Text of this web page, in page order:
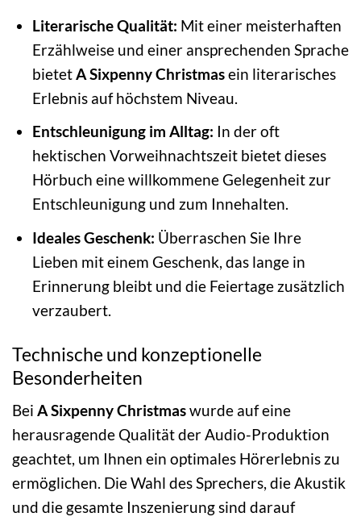
Literarische Qualität: Mit einer meisterhaften
Erzählweise und einer ansprechenden Sprache
bietetA Sixpenny Christmasein literarisches
Erlebnis auf höchstem Niveau.
Entschleunigung im Alltag: In der oft
hektischen Vorweihnachtszeit bietet dieses
Hörbuch eine willkommene Gelegenheit zur
Entschleunigung und zum Innehalten.
Ideales Geschenk: Überraschen Sie Ihre
Lieben mit einem Geschenk, das lange in
Erinnerung bleibt und die Feiertage zusätzlich
verzaubert.
Technische und konzeptionelle
Besonderheiten
Bei A Sixpenny Christmaswurde auf eine
herausragende Qualität der Audio-Produktion
geachtet, um Ihnen ein optimales Hörerlebnis zu
ermöglichen. Die Wahl des Sprechers, die Akustik
und die gesamte Inszenierung sind darauf